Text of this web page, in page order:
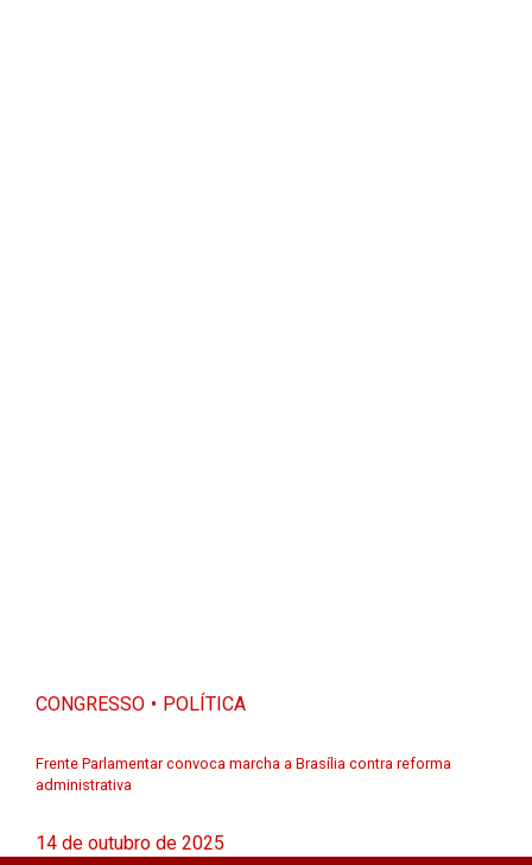
CONGRESSO POLÍTICA
Frente Parlamentar convoca marcha a Brasília contra reforma
administrativa
14 de outubro de 2025